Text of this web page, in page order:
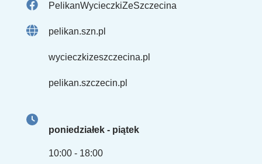
PelikanWycieczkiZeSzczecina
pelikan.szn.pl
wycieczkizeszczecina.pl
pelikan.szczecin.pl
poniedziałek - piątek
10:00 - 18:00